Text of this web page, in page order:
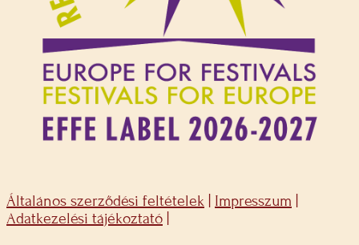
Általános szerződési feltételek Impresszum
Adatkezelési tájékoztató